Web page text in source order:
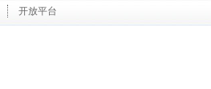
开放平台